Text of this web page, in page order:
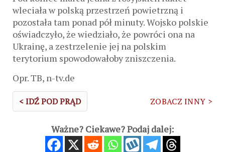
wleciała w polską przestrzeń powietrzną i
pozostała tam ponad pół minuty. Wojsko polskie
oświadczyło, że wiedziało, że powróci ona na
Ukrainę, a zestrzelenie jej na polskim
terytorium spowodowałoby zniszczenia.
Opr. TB, n-tv.de
< IDŹ POD PRĄD ZOBACZ INNY >
Ważne? Ciekawe? Podaj dalej: